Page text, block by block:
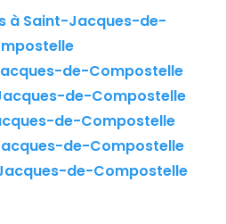
à Saint-Jacques-de-
de-Compostelle
de-Compostelle
de-Compostelle
de-Compostelle
de-Compostelle